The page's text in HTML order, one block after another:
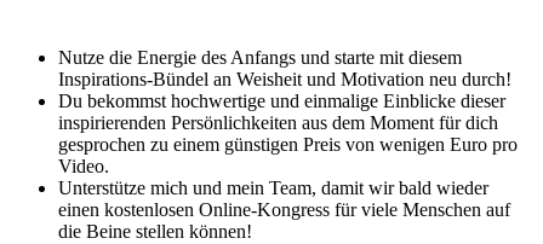
Nutze die Energie des Anfangs und starte mit diesem
Inspirations-Bündel an Weisheit und Motivation neu durch!
Du bekommst hochwertige und einmalige Einblicke dieser
inspirierenden Persönlichkeiten aus dem Moment für dich
gesprochen zu einem günstigen Preis von wenigen Euro pro
Video.
Unterstütze mich und mein Team, damit wir bald wieder
einen kostenlosen Online-Kongress für viele Menschen auf
die Beine stellen können!